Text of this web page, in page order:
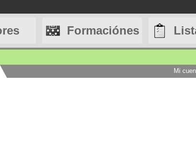
Formaciónes
Mi